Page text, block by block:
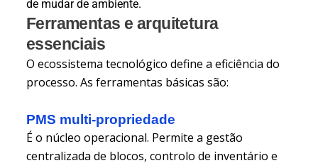
de mudar de ambiente.
Ferramentas e arquitetura
essenciais
O ecossistema tecnológico define a eficiência do
processo. As ferramentas básicas são:
PMS multi-propriedade
É o núcleo operacional. Permite a gestão
centralizada de blocos, controlo de inventário e